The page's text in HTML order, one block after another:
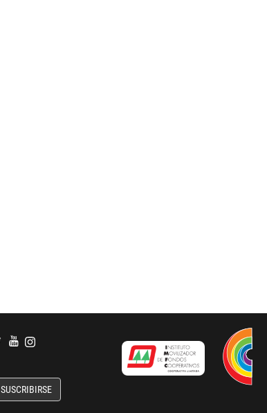
SUSCRIBIRSE